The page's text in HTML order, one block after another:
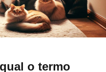
o termo